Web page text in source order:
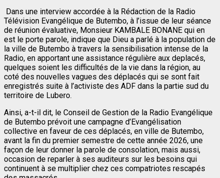
Dans une interview accordée à la Rédaction de la Radio
Télévision Evangélique de Butembo, à l’issue de leur séance
de réunion évaluative, Monsieur KAMBALE BONANE qui en
est le porte parole, indique que Dieu a parlé à la population de
la ville de Butembo à travers la sensibilisation intense de la
Radio, en apportant une assistance régulière aux deplacés,
quelques soient les difficultés de la vie dans la région, au
coté des nouvelles vagues des déplacés qui se sont fait
enregistrés suite à l’activiste des ADF dans la partie sud du
territoire de Lubero.
Ainsi, a-t-il dit, le Conseil de Gestion de la Radio Evangélique
de Butembo prévoit une campagne d’Evangélisation
collective en faveur de ces déplacés, en ville de Butembo,
avant la fin du premier semestre de cette année 2026, une
façon de leur donner la parole de consolation, mais aussi,
occasion de reparler à ses auditeurs sur les besoins qui
continuent à se multiplier chez ces compatriotes rescapés